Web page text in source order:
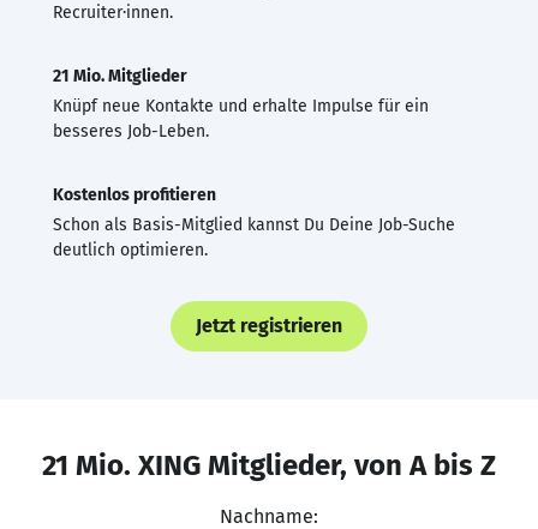
Recruiter·innen.
21 Mio. Mitglieder
Knüpf neue Kontakte und erhalte Impulse für ein
besseres Job-Leben.
Kostenlos profitieren
Schon als Basis-Mitglied kannst Du Deine Job-Suche
deutlich optimieren.
Jetzt registrieren
21 Mio. XING Mitglieder, von A bis Z
Nachname: